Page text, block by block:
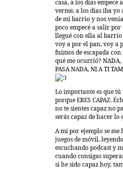
casa, a los días
verme, a los días iba yo
de mi barrio y nos
poco empecé a salir
llegué con ella al barrio
voy a por el pan, voy a
fuimos de escapada
qué me ocurrió? NADA,
PASA NADA, NI A TI
Lo importante es que tú
porque ERES CAPAZ.
no te sientes capaz no
serás capaz de hacer lo
A mí por ejemplo se
juegos de móvil,
escuchando podcast y
cuando consigas
si he sido capaz hoy,